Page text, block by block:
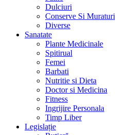
Dulciuri
Conserve Si Muraturi
Diverse
Sanatate
Plante Medicinale
Spitirual
Femei
Barbati
Nutritie si Dieta
Doctor si Medicina
Fitness
Ingrijire Personala
Timp Liber
Legislație